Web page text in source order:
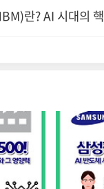
란? AI 시대의